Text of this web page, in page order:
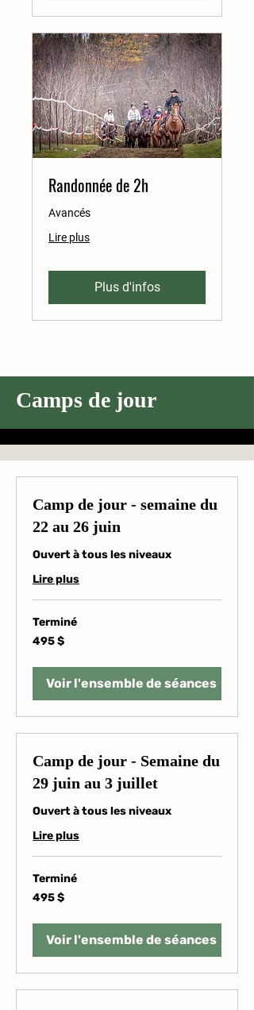
Randonnée de 2h
Avancés
Lire plus
Plus d'infos
Camps de jour
Camp de jour - semaine du
22 au 26 juin
Ouvert à tous les niveaux
Lire plus
Terminé
495 dollars
canadiens
495 $
Voir l'ensemble de séances
Camp de jour - Semaine du
29 juin au 3 juillet
Ouvert à tous les niveaux
Lire plus
Terminé
495 dollars
canadiens
495 $
Voir l'ensemble de séances